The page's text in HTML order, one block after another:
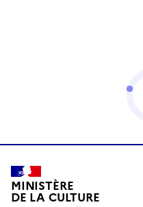
MINISTÈRE
DE LA CULTURE